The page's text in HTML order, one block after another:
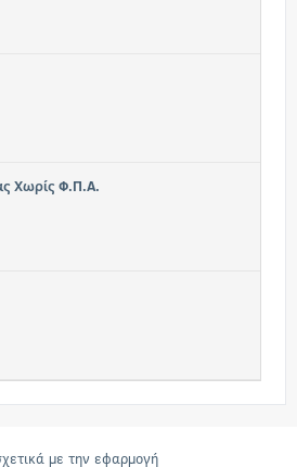
Χωρίς Φ.Π.Α.
με την εφαρμογή